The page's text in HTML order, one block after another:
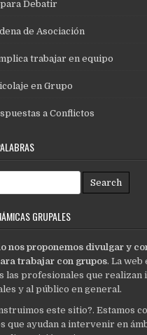
Debatir
de Asociación
trabajar en equipo
en Grupo
a Conflictos
GRUPALES
nos proponemos divulgar y
trabajar con grupos. La web
las profesionales que realizan
y al público en general.
este sitio?. Estamos
que ayudan a intervenir en